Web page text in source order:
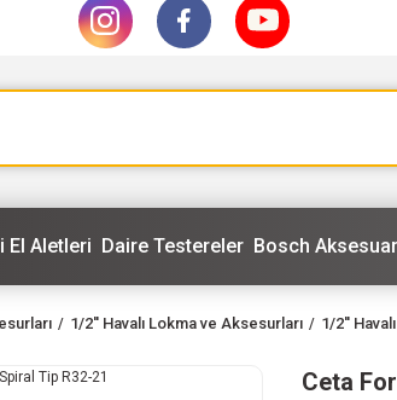
El Aletleri Daire Testereler Bosch
1/2'' Havalı Lokma ve Aksesurları 1/2''
Ceta